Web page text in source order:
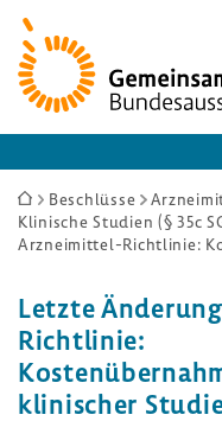
Zur
Startseite
Sie
sind
Beschlüsse
Klinische Studien (§ 35c
Letzte
Richtlinie:
klini­scher